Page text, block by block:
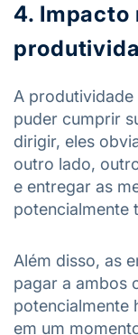
4. Impacto
A
puder cumprir
dirigir, eles
outro lado,
e entregar as
potencialmente
Além disso, as
pagar a ambos
potencialmente
em um